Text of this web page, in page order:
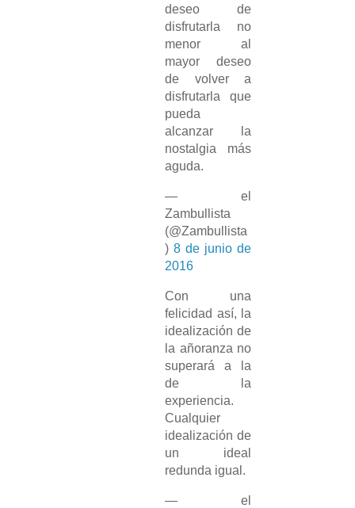
deseo de
disfrutarla no
menor al
mayor deseo
de volver a
disfrutarla que
pueda
alcanzar la
nostalgia más
aguda.
— el
Zambullista
(@Zambullista
)8 de junio de
2016
Con una
felicidad así, la
idealización de
la añoranza no
superará a la
de la
experiencia.
Cualquier
idealización de
un ideal
redunda igual.
— el